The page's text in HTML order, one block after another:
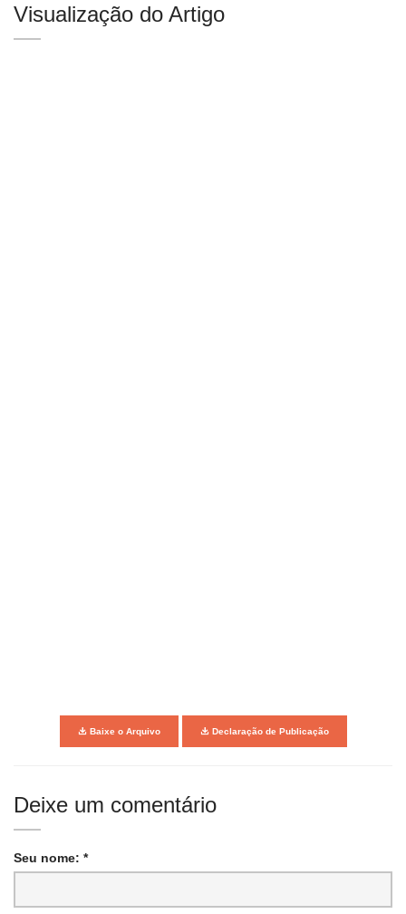
Visualização do Artigo
Baixe o Arquivo Declaração de Publicação
Deixe um comentário
Seu nome: *